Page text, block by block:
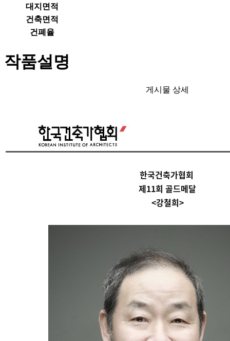
대지면적
건축면적
건폐율
작품설명
게시물 상세
한국건축가협회
제11회 골드메달
<강철희>